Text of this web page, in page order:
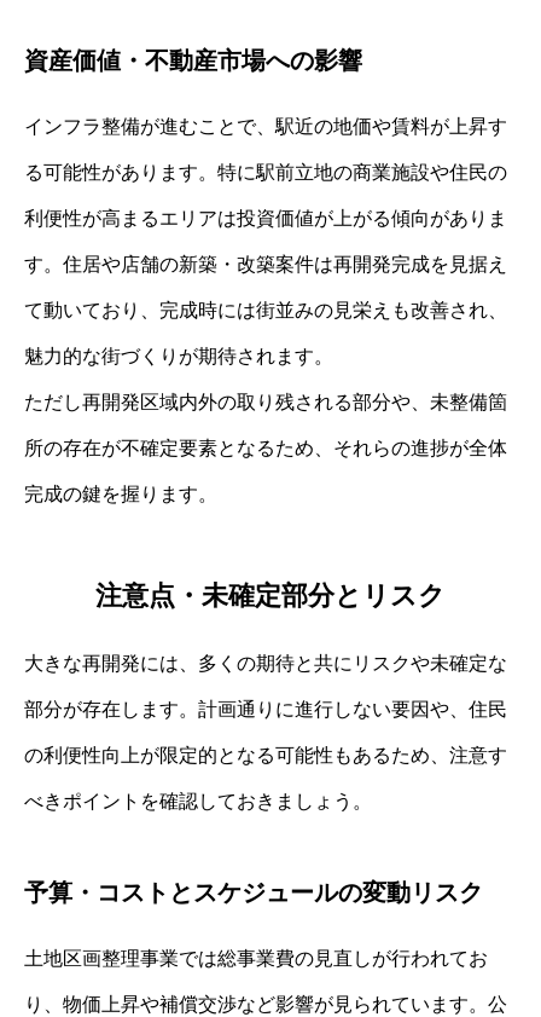
資産価値・不動産市場への影響
インフラ整備が進むことで、駅近の地価や賃料が上昇す
る可能性があります。特に駅前立地の商業施設や住民の
利便性が高まるエリアは投資価値が上がる傾向がありま
す。住居や店舗の新築・改築案件は再開発完成を見据え
て動いており、完成時には街並みの見栄えも改善され、
魅力的な街づくりが期待されます。
ただし再開発区域内外の取り残される部分や、未整備箇
所の存在が不確定要素となるため、それらの進捗が全体
完成の鍵を握ります。
注意点・未確定部分とリスク
大きな再開発には、多くの期待と共にリスクや未確定な
部分が存在します。計画通りに進行しない要因や、住民
の利便性向上が限定的となる可能性もあるため、注意す
べきポイントを確認しておきましょう。
予算・コストとスケジュールの変動リスク
土地区画整理事業では総事業費の見直しが行われてお
り、物価上昇や補償交渉など影響が見られています。公